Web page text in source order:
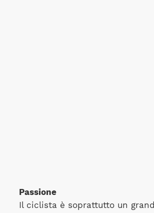
Passione
Il ciclista è soprattutto un